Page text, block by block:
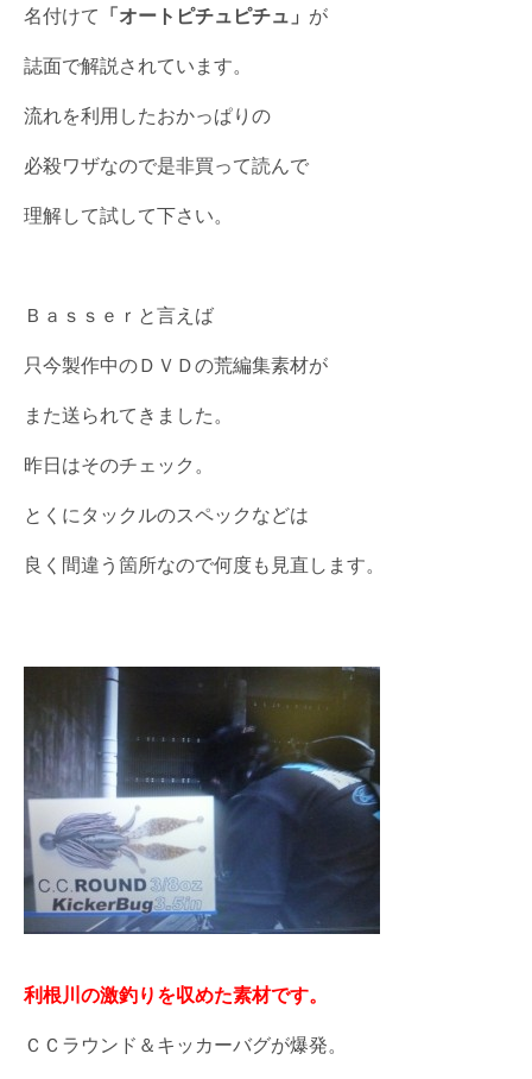
名付けて 「オートピチュピチュ」 が
誌面で解説されています。
流れを利用したおかっぱりの
必殺ワザなので是非買って読んで
理解して試して下さい。
Ｂａｓｓｅｒと言えば
只今製作中のＤＶＤの荒編集素材が
また送られてきました。
昨日はそのチェック。
とくにタックルのスペックなどは
良く間違う箇所なので何度も見直します。
利根川の激釣りを収めた素材です。
ＣＣラウンド＆キッカーバグが爆発。